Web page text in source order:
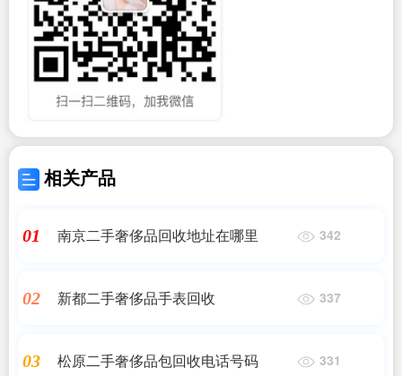
相关产品
01 南京二手奢侈品回收地址在哪里 342
02 新都二手奢侈品手表回收 337
03 松原二手奢侈品包回收电话号码 331